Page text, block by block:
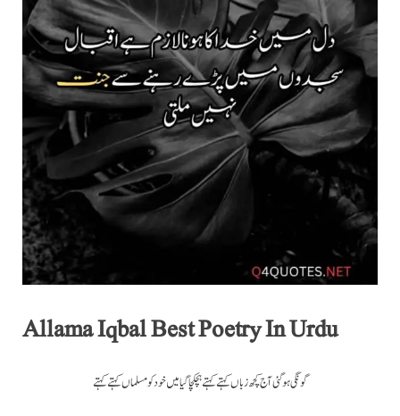
Allama Iqbal Best Poetry In Urdu
گونگی ہو گئی آج کچھ زباں کہتے کہتے ہچکچا گیا میں خود کو مسلماں کہتے کہتے